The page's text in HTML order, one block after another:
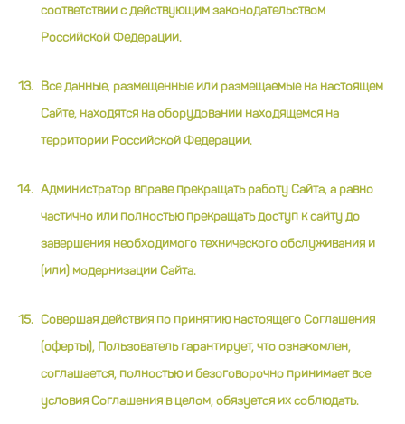
соответствии с действующим законодательством
Российской Федерации.
Все данные, размещенные или размещаемые на настоящем
Сайте, находятся на оборудовании находящемся на
территории Российской Федерации.
Администратор вправе прекращать работу Сайта, а равно
частично или полностью прекращать доступ к сайту до
завершения необходимого технического обслуживания и
(или) модернизации Сайта.
Совершая действия по принятию настоящего Соглашения
(оферты), Пользователь гарантирует, что ознакомлен,
соглашается, полностью и безоговорочно принимает все
условия Соглашения в целом, обязуется их соблюдать.